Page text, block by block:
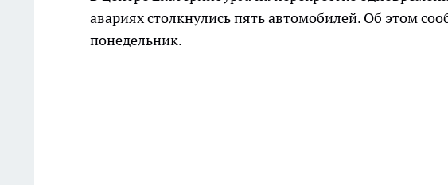
авариях столкнулись пять автомобилей. Об этом
понедельник.